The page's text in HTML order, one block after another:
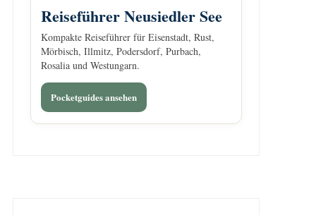
Reiseführer Neusiedler See
Kompakte Reiseführer für Eisenstadt, Rust,
Mörbisch, Illmitz, Podersdorf, Purbach,
Rosalia und Westungarn.
Pocketguides ansehen